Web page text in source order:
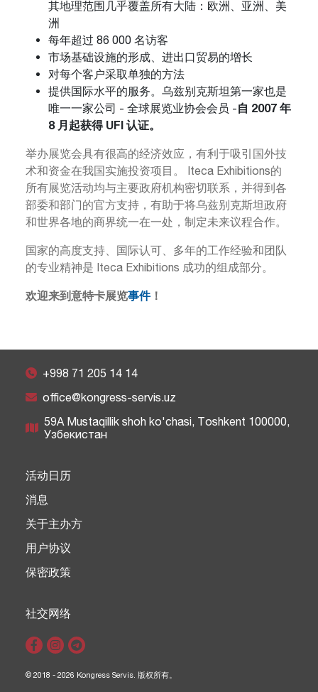
其地理范围几乎覆盖所有大陆：欧洲、亚洲、美
洲
每年超过 86 000 名访客
市场基础设施的形成、进出口贸易的增长
对每个客户采取单独的方法
提供国际水平的服务。乌兹别克斯坦第一家也是
唯一一家公司 - 全球展览业协会会员 -自 2007 年
8 月起获得 UFI 认证。
举办展览会具有很高的经济效应，有利于吸引国外技
术和资金在我国实施投资项目。 Iteca Exhibitions的
所有展览活动均与主要政府机构密切联系，并得到各
部委和部门的官方支持，有助于将乌兹别克斯坦政府
和世界各地的商界统一在一处，制定未来议程合作。
国家的高度支持、国际认可、多年的工作经验和团队
的专业精神是 Iteca Exhibitions 成功的组成部分。
欢迎来到意特卡展览事件！
+998 71 205 14 14
office@kongress-servis.uz
59A Mustaqillik shoh ko'chasi, Тоshkent 100000,
Узбекистан
活动日历
消息
关于主办方
用户协议
保密政策
社交网络
© 2018 - 2026 Kongress Servis. 版权所有。